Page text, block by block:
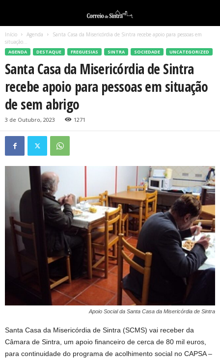
Início Agenda
Santa Casa da Misericórdia de Sintra recebe apoio para pessoas em
situação...
AGENDA DESTAQUE FREGUESIAS SINTRA SOCIEDADE UNCATEGORIZED
Santa Casa da Misericórdia de Sintra
recebe apoio para pessoas em situação
de sem abrigo
3 de Outubro, 2023 1271
Apoio Social da Santa Casa da Misericórdia de Sintra
Santa Casa da Misericórdia de Sintra (SCMS) vai receber da
Câmara de Sintra, um apoio financeiro de cerca de 80 mil euros,
para continuidade do programa de acolhimento social no CAPSA –